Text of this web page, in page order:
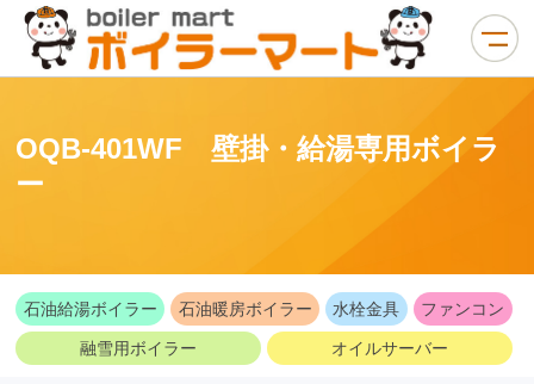
OQB-401WF 壁掛・給湯専用ボイラ
ー
石油給湯ボイラー 石油暖房ボイラー 水栓金具 ファンコン
融雪用ボイラー オイルサーバー